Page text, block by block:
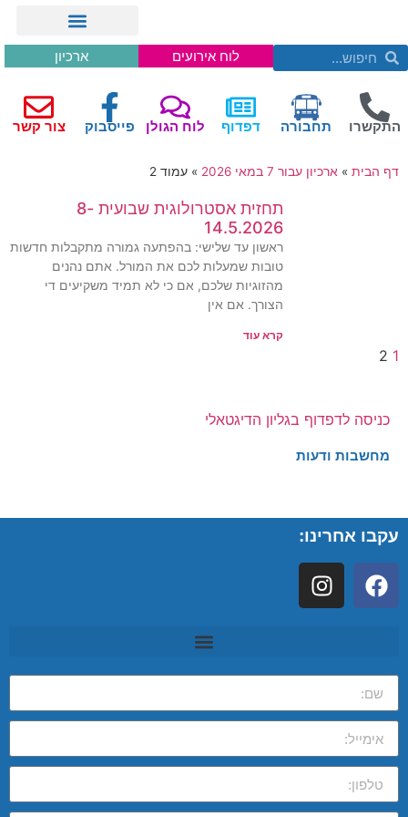
לוח אירועים ארכיון
התקשרו תחבורה דפדוף לוח הגולן פייסבוק צור קשר
דף הבית » ארכיון עבור 7 במאי 2026 » עמוד 2
תחזית אסטרולוגית שבועית 8-
14.5.2026
ראשון עד שלישי: בהפתעה גמורה מתקבלות חדשות
טובות שמעלות לכם את המורל. אתם נהנים
מהזוגיות שלכם, אם כי לא תמיד משקיעים די
הצורך. אם אין
קרא עוד
1
2
כניסה לדפדוף בגליון הדיגטאלי
מחשבות ודעות
עקבו אחרינו: